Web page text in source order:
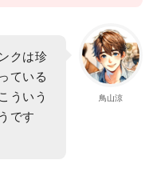
鳥山涼
クは珍
ている
ういう
です